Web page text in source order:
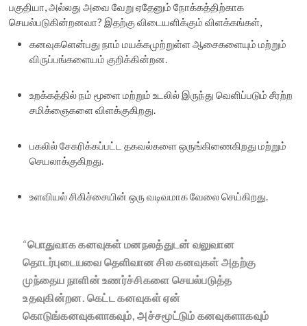
பகுதியா, அல்லது அவை வேறு ஏதேனும் நோக்கத்திற்காக
செயல்படுகின்றனவா? இதற்கு விடையளிக்கும் விளக்கங்கள்,
கனவுகளென்பது நாம் மயக்கமுற்றுள்ள ஆசைகளையும் மற்றும்
விருப்பங்களையம் குறிக்கின்றன.
உறக்கத்தில் நம் மூளை மற்றும் உடலில் இருந்து வெளிப்படும் சீரற்ற
சமிக்ஞைகளை விளக்குகிறது.
பகலில் சேகரிக்கப்பட்ட தகவல்களை ஒருங்கிணைகிறது மற்றும்
செயலாக்குகிறது.
உளவியல் சிகிச்சையின் ஒரு வடிவமாக வேலை செய்கிறது.
“பொதுவாக கனவுகள் மனநலத்துடன் வலுவான
தொடர்புடையவை தெளிவான சில கனவுகள் அதற்கு
முந்தைய நாளின் உணர்ச்சிகளை செயல்படுத்த
உதவுகின்றன. கெட்ட கனவுகள் ஏன்
கொடுங்கனவுகளாகவும், அச்சமூட்டும் கனவுகளாகவும்